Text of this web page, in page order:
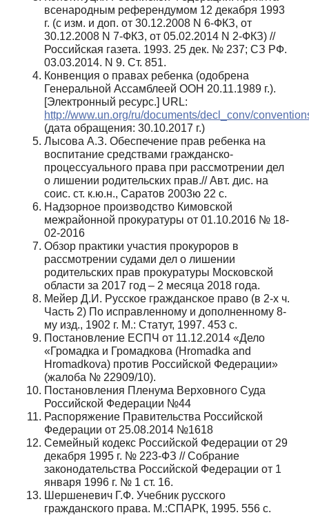
всенародным референдумом 12 декабря 1993
г. (с изм. и доп. от 30.12.2008 N 6-ФКЗ, от
30.12.2008 N 7-ФКЗ, от 05.02.2014 N 2-ФКЗ) //
Российская газета. 1993. 25 дек. № 237; СЗ РФ.
03.03.2014. N 9. Ст. 851.
Конвенция о правах ребенка (одобрена
Генеральной Ассамблеей ООН 20.11.1989 г.).
[Электронный ресурс.] URL:
http://www.un.org/ru/documents/decl_conv/
(дата обращения: 30.10.2017 г.)
Лысова А.З. Обеспечение прав ребенка на
воспитание средствами гражданско-
процессуального права при рассмотрении дел
о лишении родительских прав.// Авт. дис. на
соис. ст. к.ю.н., Саратов 2003ю 22 с.
Надзорное производство Кимовской
межрайонной прокуратуры от 01.10.2016 № 18-
02-2016
Обзор практики участия прокуроров в
рассмотрении судами дел о лишении
родительских прав прокуратуры Московской
области за 2017 год – 2 месяца 2018 года.
Мейер Д.И. Русское гражданское право (в 2-х ч.
Часть 2) По исправленному и дополненному 8-
му изд., 1902 г. М.: Статут, 1997. 453 с.
Постановление ЕСПЧ от 11.12.2014 «Дело
«Громадка и Громадкова (Hromadka and
Hromadkova) против Российской Федерации»
(жалоба № 22909/10).
Постановления Пленума Верховного Суда
Российской Федерации №44
Распоряжение Правительства Российской
Федерации от 25.08.2014 №1618
Семейный кодекс Российской Федерации от 29
декабря 1995 г. № 223-ФЗ // Собрание
законодательства Российской Федерации от 1
января 1996 г. № 1 ст. 16.
Шершеневич Г.Ф. Учебник русского
гражданского права. М.:СПАРК, 1995. 556 с.